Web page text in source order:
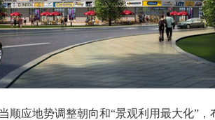
顺应地势调整朝向和“景观利用最大化”，